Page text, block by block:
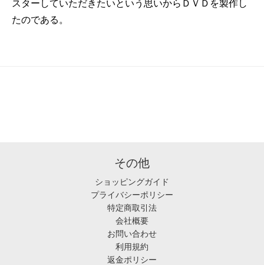
スターしていただきたいという思いからＤＶＤを製作し
たのである。
その他
ショッピングガイド
プライバシーポリシー
特定商取引法
会社概要
お問い合わせ
利用規約
返金ポリシー